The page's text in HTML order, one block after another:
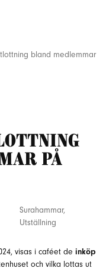
bland medlemmar
på
Surahammar,
Utställning
visas i caféet de inköp
och vilka lottas ut